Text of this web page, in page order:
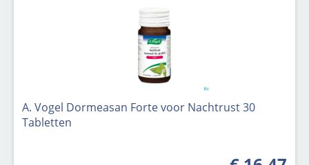
A. Vogel Dormeasan Forte voor Nachtrust 30
Tabletten